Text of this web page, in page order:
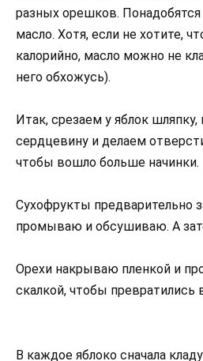
разных орешков.
масло. Хотя, если не хотите,
калорийно, масло можно не
него обхожусь).
Итак, срезаем у яблок
сердцевину и делаем
чтобы вошло больше начинки.
Сухофрукты предварительно
промываю и обсушиваю. А
Орехи накрываю пленкой и
скалкой, чтобы превратились
В каждое яблоко сначала